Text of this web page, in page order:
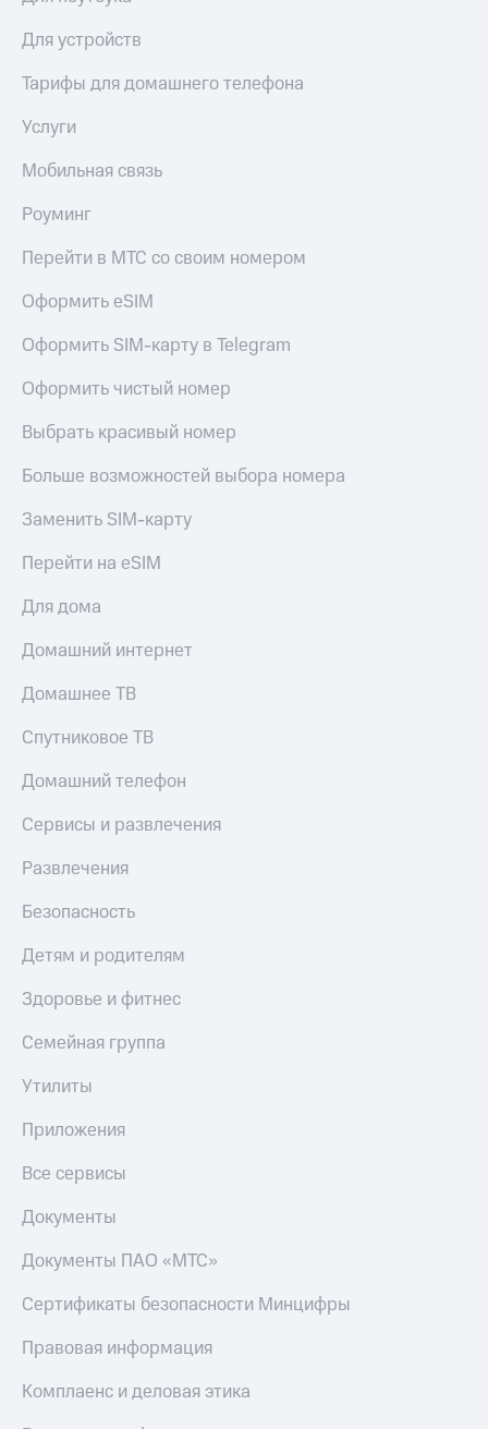
Для устройств
Тарифы для домашнего телефона
Услуги
Мобильная связь
Роуминг
Перейти в МТС со своим номером
Оформить eSIM
Оформить SIM-карту в Telegram
Оформить чистый номер
Выбрать красивый номер
Больше возможностей выбора номера
Заменить SIM-карту
Перейти на eSIM
Для дома
Домашний интернет
Домашнее ТВ
Спутниковое ТВ
Домашний телефон
Сервисы и развлечения
Развлечения
Безопасность
Детям и родителям
Здоровье и фитнес
Семейная группа
Утилиты
Приложения
Все сервисы
Документы
Документы ПАО «МТС»
Сертификаты безопасности Минцифры
Правовая информация
Комплаенс и деловая этика